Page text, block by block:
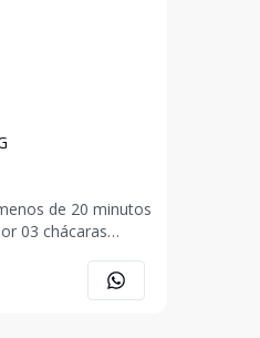
de 20 minutos
03 chácaras
composta por
com lareira,